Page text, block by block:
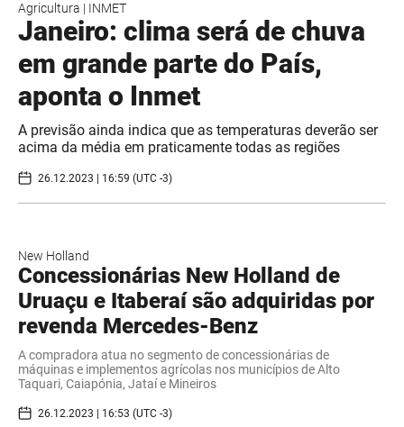
Agricultura | INMET
Janeiro: clima será de chuva
em grande parte do País,
aponta o Inmet
A previsão ainda indica que as temperaturas deverão ser
acima da média em praticamente todas as regiões
26.12.2023 | 16:59 (UTC -3)
New Holland
Concessionárias New Holland de
Uruaçu e Itaberaí são adquiridas por
revenda Mercedes-Benz
A compradora atua no segmento de concessionárias de
máquinas e implementos agrícolas nos municípios de Alto
Taquari, Caiapónia, Jataí e Mineiros
26.12.2023 | 16:53 (UTC -3)